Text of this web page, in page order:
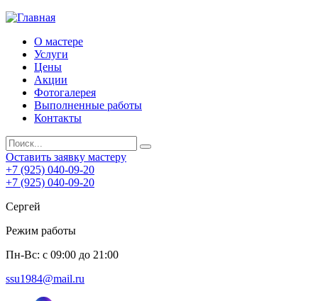
О мастере
Услуги
Цены
Акции
Фотогалерея
Выполненные работы
Контакты
Оставить заявку мастеру
+7 (925) 040-09-20
+7 (925) 040-09-20
Сергей
Режим работы
Пн-Вс: с 09:00 до 21:00
ssu1984@mail.ru